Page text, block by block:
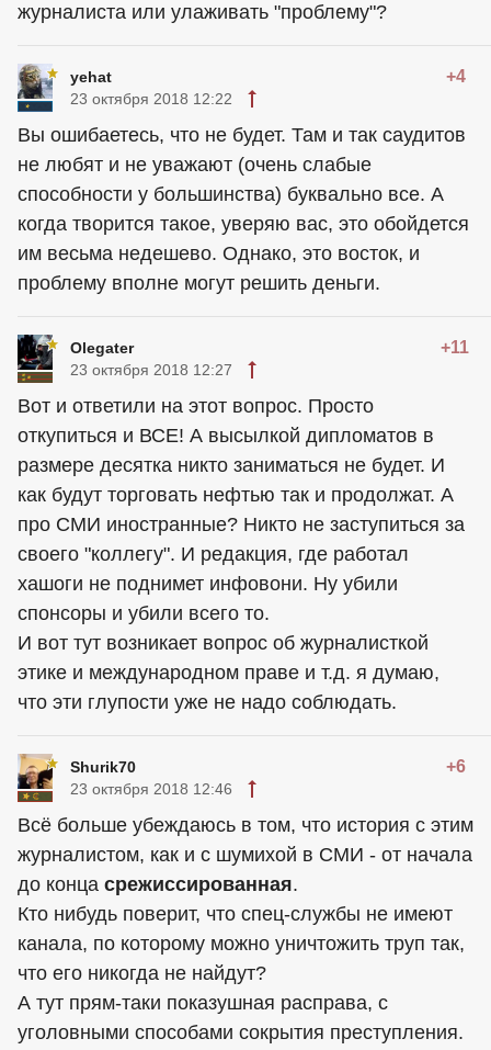
журналиста или улаживать "проблему"?
yehat +4
23 октября 2018 12:22
Вы ошибаетесь, что не будет. Там и так саудитов
не любят и не уважают (очень слабые
способности у большинства) буквально все. А
когда творится такое, уверяю вас, это обойдется
им весьма недешево. Однако, это восток, и
проблему вполне могут решить деньги.
Olegater +11
23 октября 2018 12:27
Вот и ответили на этот вопрос. Просто
откупиться и ВСЕ! А высылкой дипломатов в
размере десятка никто заниматься не будет. И
как будут торговать нефтью так и продолжат. А
про СМИ иностранные? Никто не заступиться за
своего "коллегу". И редакция, где работал
хашоги не поднимет инфовони. Ну убили
спонсоры и убили всего то.
И вот тут возникает вопрос об журналисткой
этике и международном праве и т.д. я думаю,
что эти глупости уже не надо соблюдать.
Shurik70 +6
23 октября 2018 12:46
Всё больше убеждаюсь в том, что история с этим
журналистом, как и с шумихой в СМИ - от начала
до конца срежиссированная.
Кто нибудь поверит, что спец-службы не имеют
канала, по которому можно уничтожить труп так,
что его никогда не найдут?
А тут прям-таки показушная расправа, с
уголовными способами сокрытия преступления.